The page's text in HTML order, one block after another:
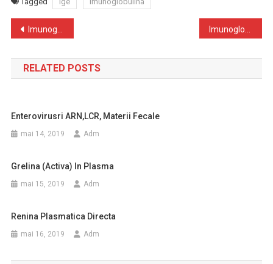
Navigare
în
articole
Imunoglobulina IgD
RELATED POSTS
Enterovirusri ARN,LCR, Materii Fecale
mai 14, 2019 Adm
Grelina (activa) In Plasma
mai 15, 2019 Adm
Renina Plasmatica Directa
mai 16, 2019 Adm